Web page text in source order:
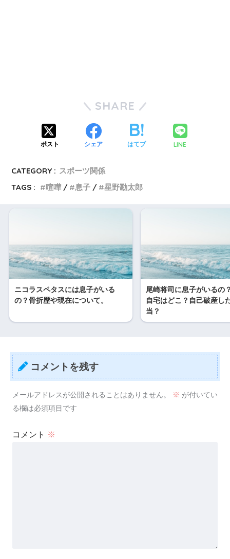
SHARE
ポスト シェア はてブ LINE
CATEGORY : スポーツ関係
TAGS :
喧嘩 息子 星野勘太郎
ニコラスペタスには息子がいる
の？骨折歴や現在について。
尾崎将司に息子がいるの
自宅はどこ？自己破産し
当？
コメントを残す
メールアドレスが公開されることはありません。 ※ が付いてい
る欄は必須項目です
コメント ※